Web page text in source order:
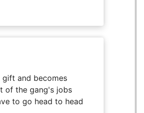
gift and becomes
of the gang's jobs
to go head to head